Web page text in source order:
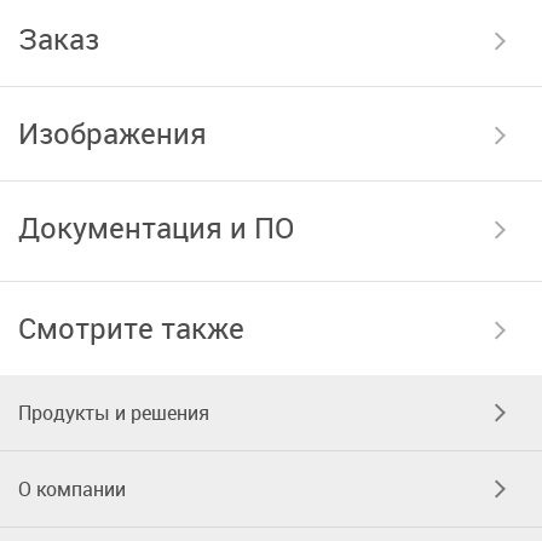
Заказ
Изображения
Документация и ПО
Смотрите также
Продукты и решения
О компании